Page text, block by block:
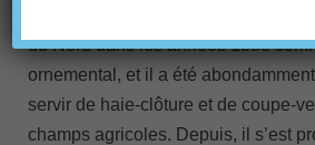
du Nord dans les années 1880
ornemental, et il a été
servir de haie-clôture et de coupe-
champs agricoles. Depuis, il s’est